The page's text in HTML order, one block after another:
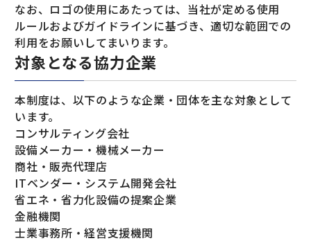
なお、ロゴの使用にあたっては、当社が定める使用
ルールおよびガイドラインに基づき、適切な範囲での
利用をお願いしてまいります。
対象となる協力企業
本制度は、以下のような企業・団体を主な対象として
います。
コンサルティング会社
設備メーカー・機械メーカー
商社・販売代理店
ITベンダー・システム開発会社
省エネ・省力化設備の提案企業
金融機関
士業事務所・経営支援機関